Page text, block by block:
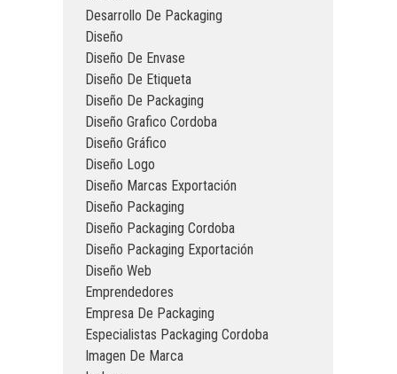
Desarrollo De Packaging
Diseño
Diseño De Envase
Diseño De Etiqueta
Diseño De Packaging
Diseño Grafico Cordoba
Diseño Gráfico
Diseño Logo
Diseño Marcas Exportación
Diseño Packaging
Diseño Packaging Cordoba
Diseño Packaging Exportación
Diseño Web
Emprendedores
Empresa De Packaging
Especialistas Packaging Cordoba
Imagen De Marca